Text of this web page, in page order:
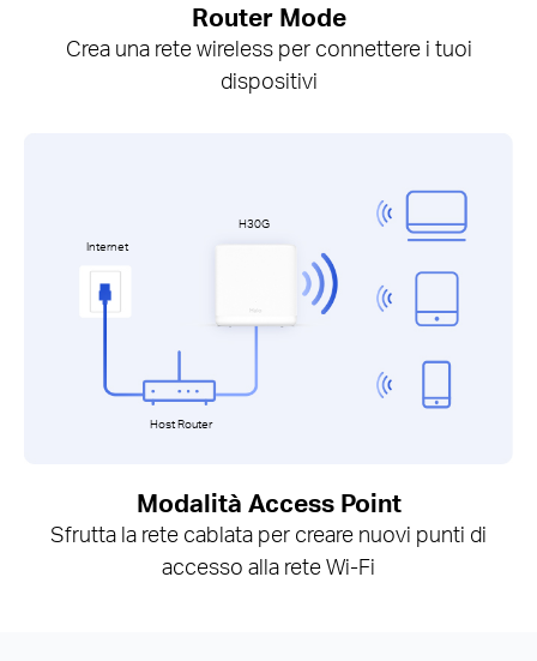
Router Mode
Crea una rete wireless per connettere i tuoi
dispositivi
Internet
H30G
Host Router
Modalità Access Point
Sfrutta la rete cablata per creare nuovi punti di
accesso alla rete Wi-Fi